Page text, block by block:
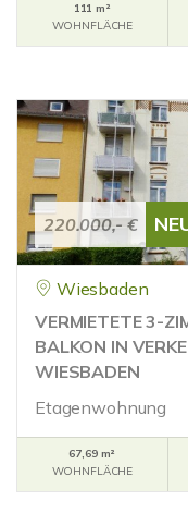
111 m²
WOHNFLÄCHE
220.000,- €
Wiesbaden
VERMIETETE 3-
BALKON IN
WIESBADEN
Etagenwohnung
67,69 m²
WOHNFLÄCHE